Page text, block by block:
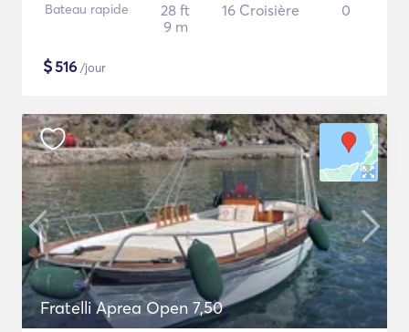
Bateau rapide
28 ft
9 m
16 Croisière 0
$516 /jour
Fratelli Aprea Open 7,50